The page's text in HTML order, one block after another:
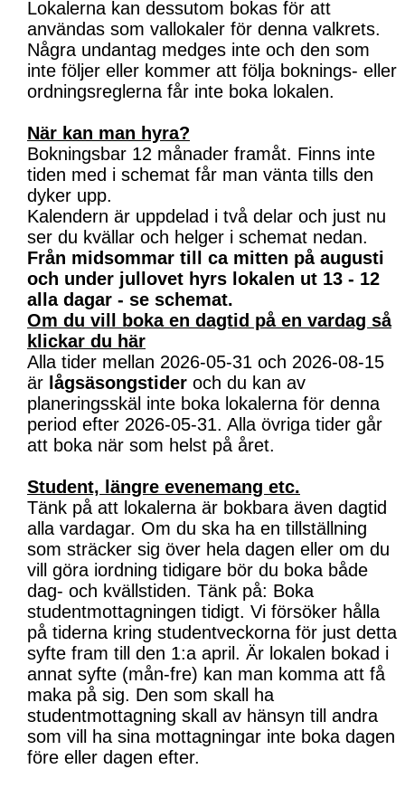
Lokalerna kan dessutom bokas för att
användas som vallokaler för denna valkrets.
Några undantag medges inte och den som
inte följer eller kommer att följa boknings- eller
ordningsreglerna får inte boka lokalen.
När kan man hyra?
Bokningsbar 12 månader framåt. Finns inte
tiden med i schemat får man vänta tills den
dyker upp.
Kalendern är uppdelad i två delar och just nu
ser du kvällar och helger i schemat nedan.
Från midsommar till ca mitten på augusti
och under jullovet hyrs lokalen ut 13 - 12
alla dagar - se schemat.
Om du vill boka en dagtid på en vardag så
klickar du här
Alla tider mellan 2026-05-31 och 2026-08-15
är lågsäsongstider och du kan av
planeringsskäl inte boka lokalerna för denna
period efter 2026-05-31. Alla övriga tider går
att boka när som helst på året.
Student, längre evenemang etc.
Tänk på att lokalerna är bokbara även dagtid
alla vardagar. Om du ska ha en tillställning
som sträcker sig över hela dagen eller om du
vill göra iordning tidigare bör du boka både
dag- och kvällstiden. Tänk på: Boka
studentmottagningen tidigt. Vi försöker hålla
på tiderna kring studentveckorna för just detta
syfte fram till den 1:a april. Är lokalen bokad i
annat syfte (mån-fre) kan man komma att få
maka på sig. Den som skall ha
studentmottagning skall av hänsyn till andra
som vill ha sina mottagningar inte boka dagen
före eller dagen efter.